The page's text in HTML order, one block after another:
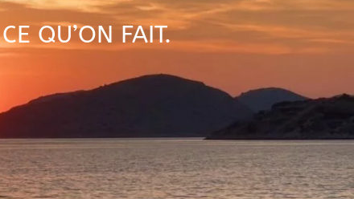
QU’ON FAIT.